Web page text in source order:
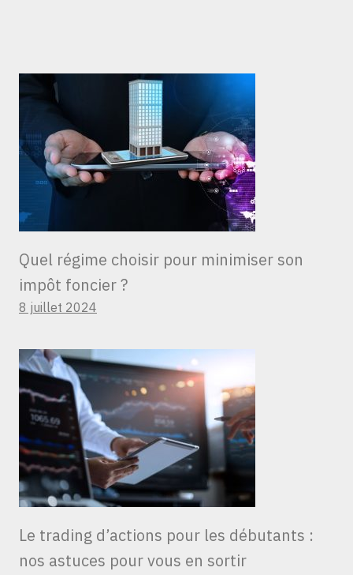
Quel régime choisir pour minimiser son
impôt foncier ?
8 juillet 2024
Le trading d’actions pour les débutants :
nos astuces pour vous en sortir